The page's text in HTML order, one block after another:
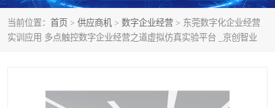
当前位置： 首页 > 供应商机 > 数字企业经营 > 东莞数字化企业经营
实训应用 多点触控数字企业经营之道虚拟仿真实验平台 _京创智业
智慧零售实训 智能制造